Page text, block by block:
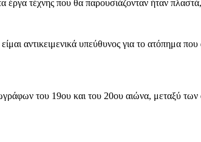
έργα τέχνης που θα παρουσιάζονταν ήταν
αντικειμενικά υπεύθυνος για το ατόπημα
του 19ου και του 20ου αιώνα, μεταξύ των